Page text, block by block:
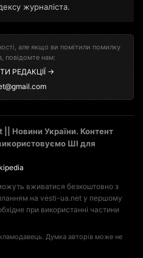
журналіста.
але якщо ви помітили помилку
повідомте нам:
РЕДАКЦІЇ →
Новини України. Контент
ШІ для
вживатися безкоштовно з
на vesti-ua.net у першому
при використанні частини
Думка авторів може не